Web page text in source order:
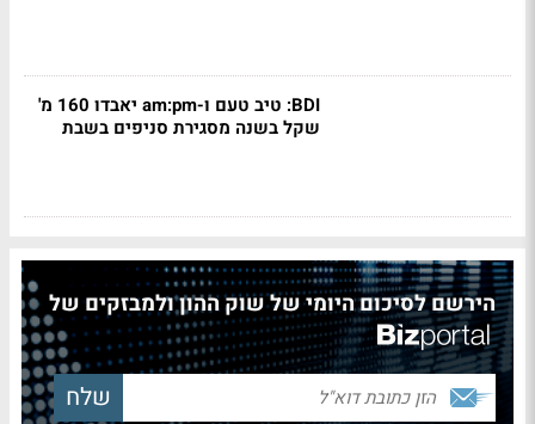
BDI: טיב טעם ו-am:pm יאבדו 160 מ'
שקל בשנה מסגירת סניפים בשבת
הירשם לסיכום היומי של שוק ההון ולמבזקים של